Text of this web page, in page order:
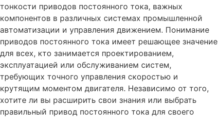
тонкости приводов постоянного тока, важных
компонентов в различных системах промышленной
автоматизации и управления движением. Понимание
приводов постоянного тока имеет решающее значение
для всех, кто занимается проектированием,
эксплуатацией или обслуживанием систем,
требующих точного управления скоростью и
крутящим моментом двигателя. Независимо от того,
хотите ли вы расширить свои знания или выбрать
правильный привод постоянного тока для своего